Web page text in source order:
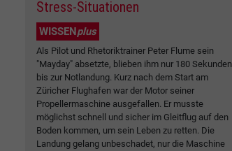
Stress-Situationen
WISSENplus
Als Pilot und Rhetoriktrainer Peter Flume sein
"Mayday" absetzte, blieben ihm nur 180 Sekunden
bis zur Notlandung. Kurz nach dem Start am
Züricher Flughafen war der Motor seiner
Propellermaschine ausgefallen. Er musste
möglichst schnell und sicher im Gleitflug auf den
Boden kommen, um sein Leben zu retten. Die
Landung gelang unbeschadet, nur die Maschine